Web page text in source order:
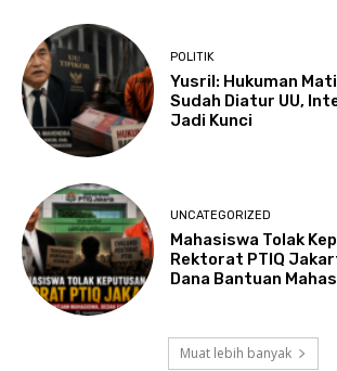
POLITIK
Yusril: Hukuman
Sudah Diatur UU,
Jadi Kunci
UNCATEGORIZED
Mahasiswa Tolak
Rektorat PTIQ
Dana Bantuan
Muat lebih banyak